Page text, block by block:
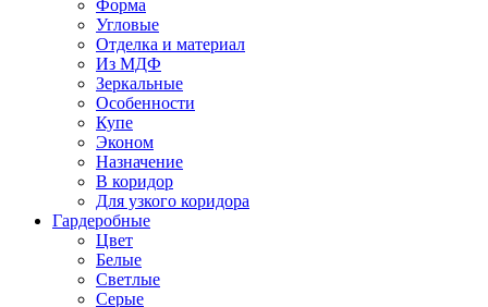
Форма
Угловые
Отделка и материал
Из МДФ
Зеркальные
Особенности
Купе
Эконом
Назначение
В коридор
Для узкого коридора
Гардеробные
Цвет
Белые
Светлые
Серые